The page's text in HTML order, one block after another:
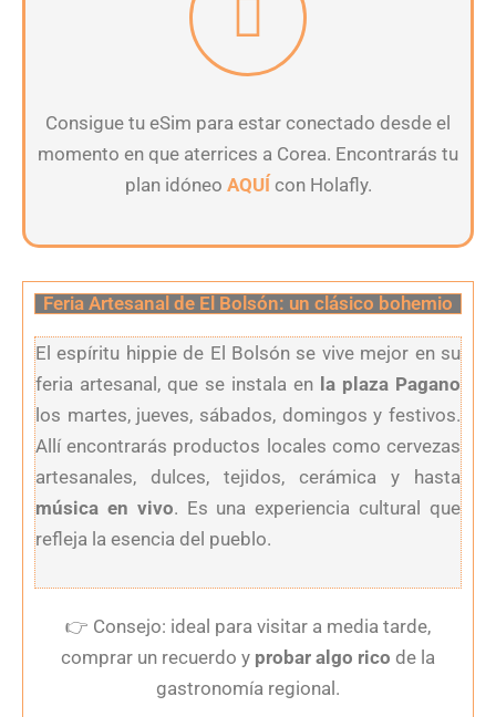
Consigue tu eSim para estar conectado desde el
momento en que aterrices a Corea. Encontrarás tu
plan idóneo AQUÍ con Holafly.
Feria Artesanal de El Bolsón: un clásico bohemio
El espíritu hippie de El Bolsón se vive mejor en su
feria artesanal, que se instala en la plaza Pagano
los martes, jueves, sábados, domingos y festivos.
Allí encontrarás productos locales como cervezas
artesanales, dulces, tejidos, cerámica y hasta
música en vivo. Es una experiencia cultural que
refleja la esencia del pueblo.
👉 Consejo: ideal para visitar a media tarde,
comprar un recuerdo y probar algo rico de la
gastronomía regional.